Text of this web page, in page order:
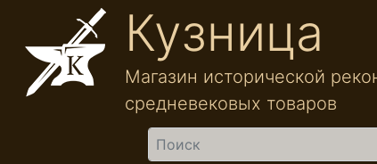
Перейти к основному содержанию
Кузница
Магазин исторической
средневековых товаров
Найти